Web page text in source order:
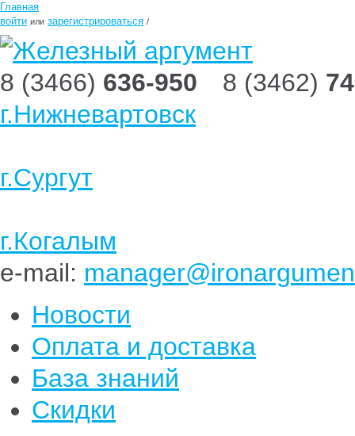
Главная
войти или зарегистрироваться /
8 (3466) 636-950 8 (3462)
г.Нижневартовск
г.Сургут
г.Когалым
e-mail:
Новости
Оплата и доставка
База знаний
Скидки